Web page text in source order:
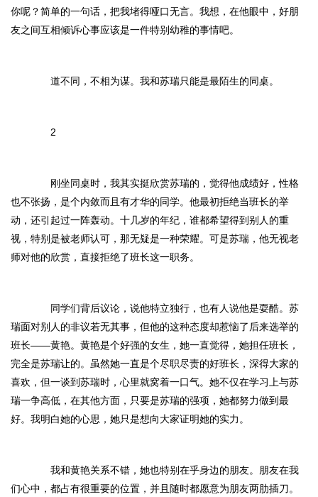
你呢？简单的一句话，把我堵得哑口无言。我想，在他眼中，好朋
友之间互相倾诉心事应该是一件特别幼稚的事情吧。
道不同，不相为谋。我和苏瑞只能是最陌生的同桌。
2
刚坐同桌时，我其实挺欣赏苏瑞的，觉得他成绩好，性格
也不张扬，是个内敛而且有才华的同学。他最初拒绝当班长的举
动，还引起过一阵轰动。十几岁的年纪，谁都希望得到别人的重
视，特别是被老师认可，那无疑是一种荣耀。可是苏瑞，他无视老
师对他的欣赏，直接拒绝了班长这一职务。
同学们背后议论，说他特立独行，也有人说他是耍酷。苏
瑞面对别人的非议若无其事，但他的这种态度却惹恼了后来选举的
班长——黄艳。黄艳是个好强的女生，她一直觉得，她担任班长，
完全是苏瑞让的。虽然她一直是个尽职尽责的好班长，深得大家的
喜欢，但一谈到苏瑞时，心里就窝着一口气。她不仅在学习上与苏
瑞一争高低，在其他方面，只要是苏瑞的强项，她都努力做到最
好。我明白她的心思，她只是想向大家证明她的实力。
我和黄艳关系不错，她也特别在乎身边的朋友。朋友在我
们心中，都占有很重要的位置，并且随时都愿意为朋友两肋插刀。